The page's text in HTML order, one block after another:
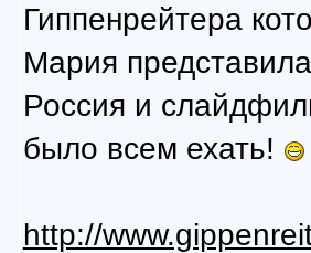
Гиппенрейтера
Мария
Россия и
было всем ехать!
http://